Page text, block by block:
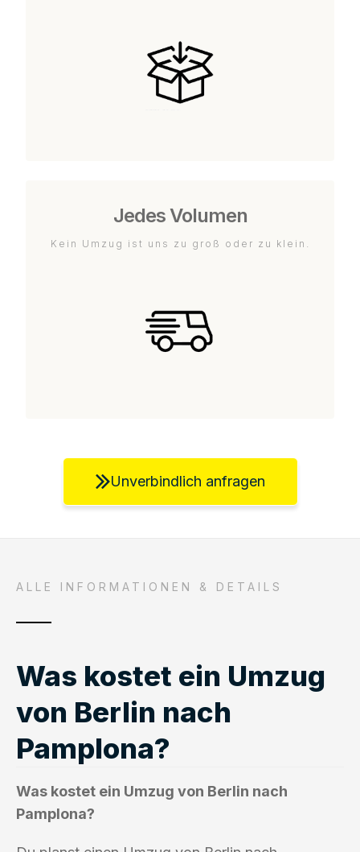
Jedes Volumen
Kein Umzug ist uns zu groß oder zu klein.
Unverbindlich anfragen
ALLE INFORMATIONEN & DETAILS
Was kostet ein Umzug
von Berlin nach
Pamplona?
Was kostet ein Umzug von Berlin nach
Pamplona?